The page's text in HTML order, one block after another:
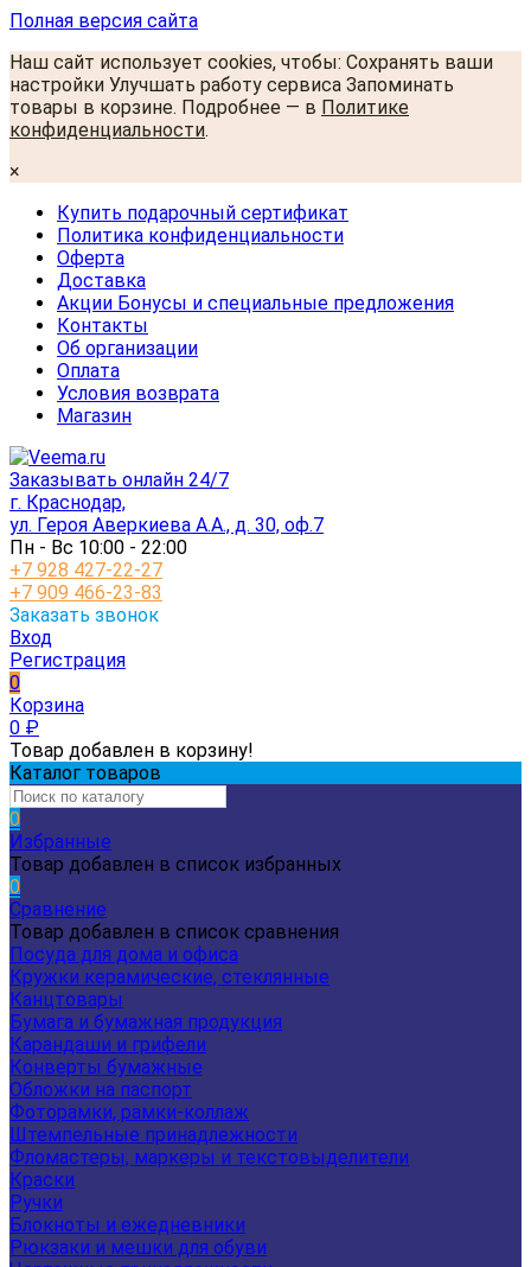
Полная версия сайта
Наш сайт использует cookies, чтобы: Сохранять ваши
настройки Улучшать работу сервиса Запоминать
товары в корзине. Подробнее — в Политике
конфиденциальности.
×
Купить подарочный сертификат
Политика конфиденциальности
Оферта
Доставка
Акции Бонусы и специальные предложения
Контакты
Об организации
Оплата
Условия возврата
Магазин
Заказывать онлайн 24/7
г. Краснодар,
ул. Героя Аверкиева А.А., д. 30, оф.7
Пн - Вс 10:00 - 22:00
+7 928 427-22-27
+7 909 466-23-83
Заказать звонок
Вход
Регистрация
0
Корзина
0 ₽
Товар добавлен в корзину!
Каталог товаров
0
Избранные
Товар добавлен в список избранных
0
Сравнение
Товар добавлен в список сравнения
Посуда для дома и офиса
Кружки керамические, стеклянные
Канцтовары
Бумага и бумажная продукция
Карандаши и грифели
Конверты бумажные
Обложки на паспорт
Фоторамки, рамки-коллаж
Штемпельные принадлежности
Фломастеры, маркеры и текстовыделители
Краски
Ручки
Блокноты и ежедневники
Рюкзаки и мешки для обуви